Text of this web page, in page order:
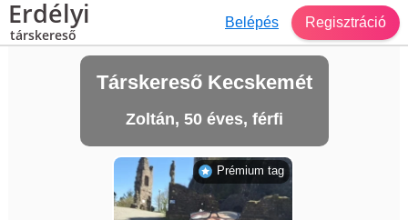
Erdélyi
társkereső
Belépés Regisztráció
Társkereső Kecskemét
Zoltán, 50 éves, férfi
Prémium tag